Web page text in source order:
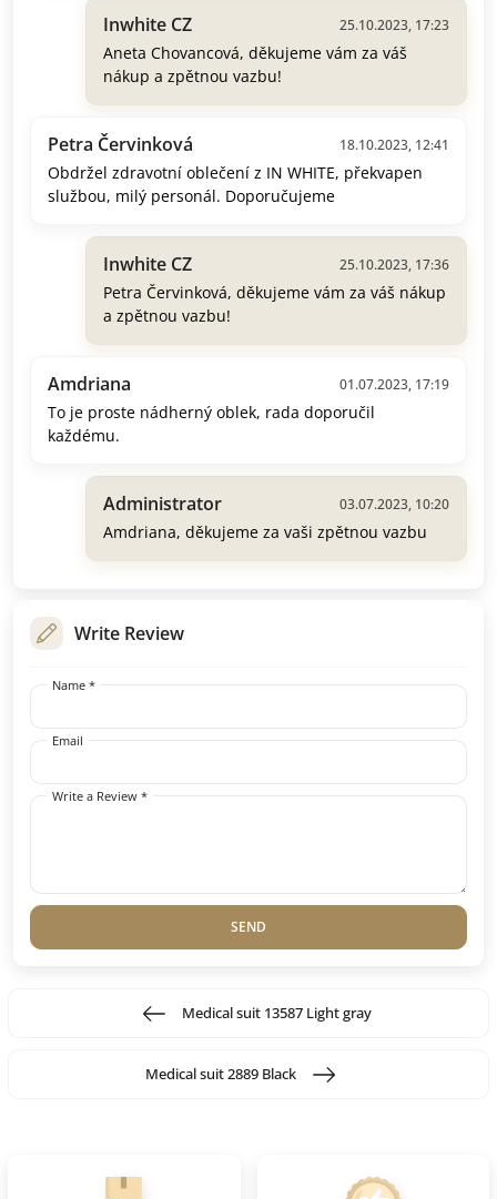
Inwhite CZ 25.10.2023, 17:23
Aneta Chovancová, děkujeme vám za váš
nákup a zpětnou vazbu!
Petra Červinková 18.10.2023, 12:41
Obdržel zdravotní oblečení z IN WHITE, překvapen
službou, milý personál. Doporučujeme
Inwhite CZ 25.10.2023, 17:36
Petra Červinková, děkujeme vám za váš nákup
a zpětnou vazbu!
Amdriana 01.07.2023, 17:19
To je proste nádherný oblek, rada doporučil
každému.
Administrator 03.07.2023, 10:20
Amdriana, děkujeme za vaši zpětnou vazbu
Write Review
Name *
Email
Write a Review *
SEND
Medical suit 13587 Light gray
Medical suit 2889 Black